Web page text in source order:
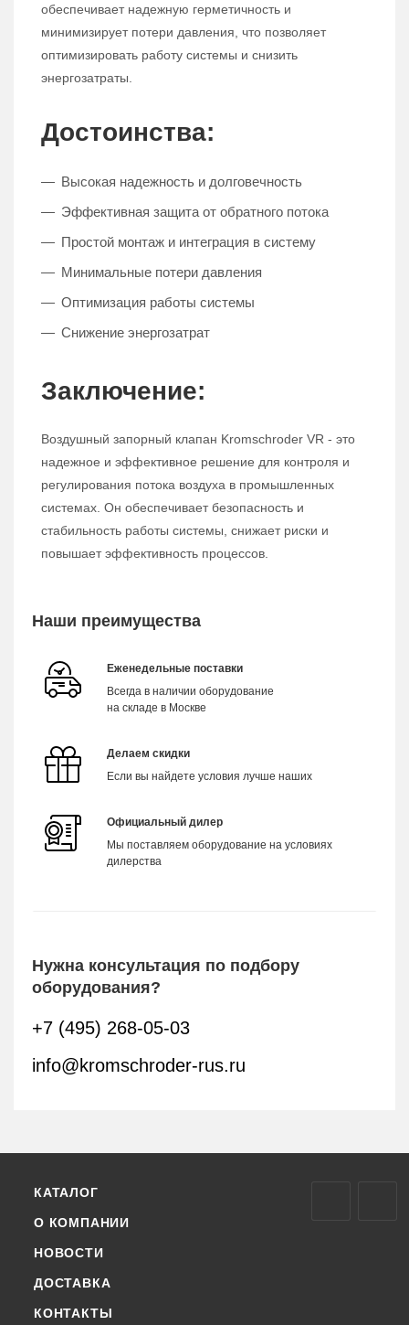
обеспечивает надежную герметичность и
минимизирует потери давления, что позволяет
оптимизировать работу системы и снизить
энергозатраты.
Достоинства:
Высокая надежность и долговечность
Эффективная защита от обратного потока
Простой монтаж и интеграция в систему
Минимальные потери давления
Оптимизация работы системы
Снижение энергозатрат
Заключение:
Воздушный запорный клапан Kromschroder VR - это
надежное и эффективное решение для контроля и
регулирования потока воздуха в промышленных
системах. Он обеспечивает безопасность и
стабильность работы системы, снижает риски и
повышает эффективность процессов.
Наши преимущества
Еженедельные поставки
Всегда в наличии оборудование
на складе в Москве
Делаем скидки
Если вы найдете условия лучше наших
Официальный дилер
Мы поставляем оборудование на условиях
дилерства
Нужна консультация по подбору
оборудования?
+7 (495) 268-05-03
info@kromschroder-rus.ru
КАТАЛОГ
О КОМПАНИИ
НОВОСТИ
ДОСТАВКА
КОНТАКТЫ